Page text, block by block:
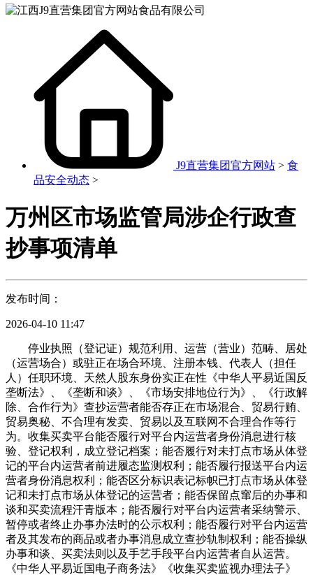
J9直营集团官方网站 > 食
品安全动态 >
万州区市场监管局涉企行政查
抄事项清单
发布时间：
2026-04-10 11:47
停业执照（登记证）规范利用、运营（营业）范畴、居处
（运营场合）或驻正在场合环境、注册本钱、代表人（担任
人）任职环境、天然人股东身份实正在性《中华人平易近国反
垄断法》、《垄断和谈》、《市场安排地位行为》、《行政解
除、合作行为》查抄运营者能否存正在市场混合、贸易行贿、
贸易奥秘、不合理有发卖、贸易以及互联网不合理合作等行
为。收集买卖平台能否履行对平台内运营者身份消息进行核
验、登记权利，成立登记档案；能否履行对未打点市场从体登
记的平台内运营者前进履态监测权利；能否履行报送平台内运
营者身份消息权利；能否区分标识表记标帜已打点市场从体登
记和未打点市场从体登记的运营者；能否保留点窜后的办事和
谈和买卖流程汗青版本；能否履行对平台内运营者采纳警示、
暂停或者终止办事办法时的公示权利；能否履行对平台内运营
者及其发布的商品或者办事消息成立查抄轨制权利；能否操纵
办事和谈、买卖法则以及手艺手段平台内运营者自从运营。
《中华人平易近国电子商务法》《收集买卖监视办理法子》